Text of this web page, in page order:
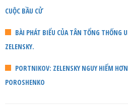
CUỘC BẦU CỬ
BÀI PHÁT BIỂU CỦA TÂN TỔNG THỐNG
ZELENSKY.
PORTNIKOV: ZELENSKY NGUY HIỂM
POROSHENKO